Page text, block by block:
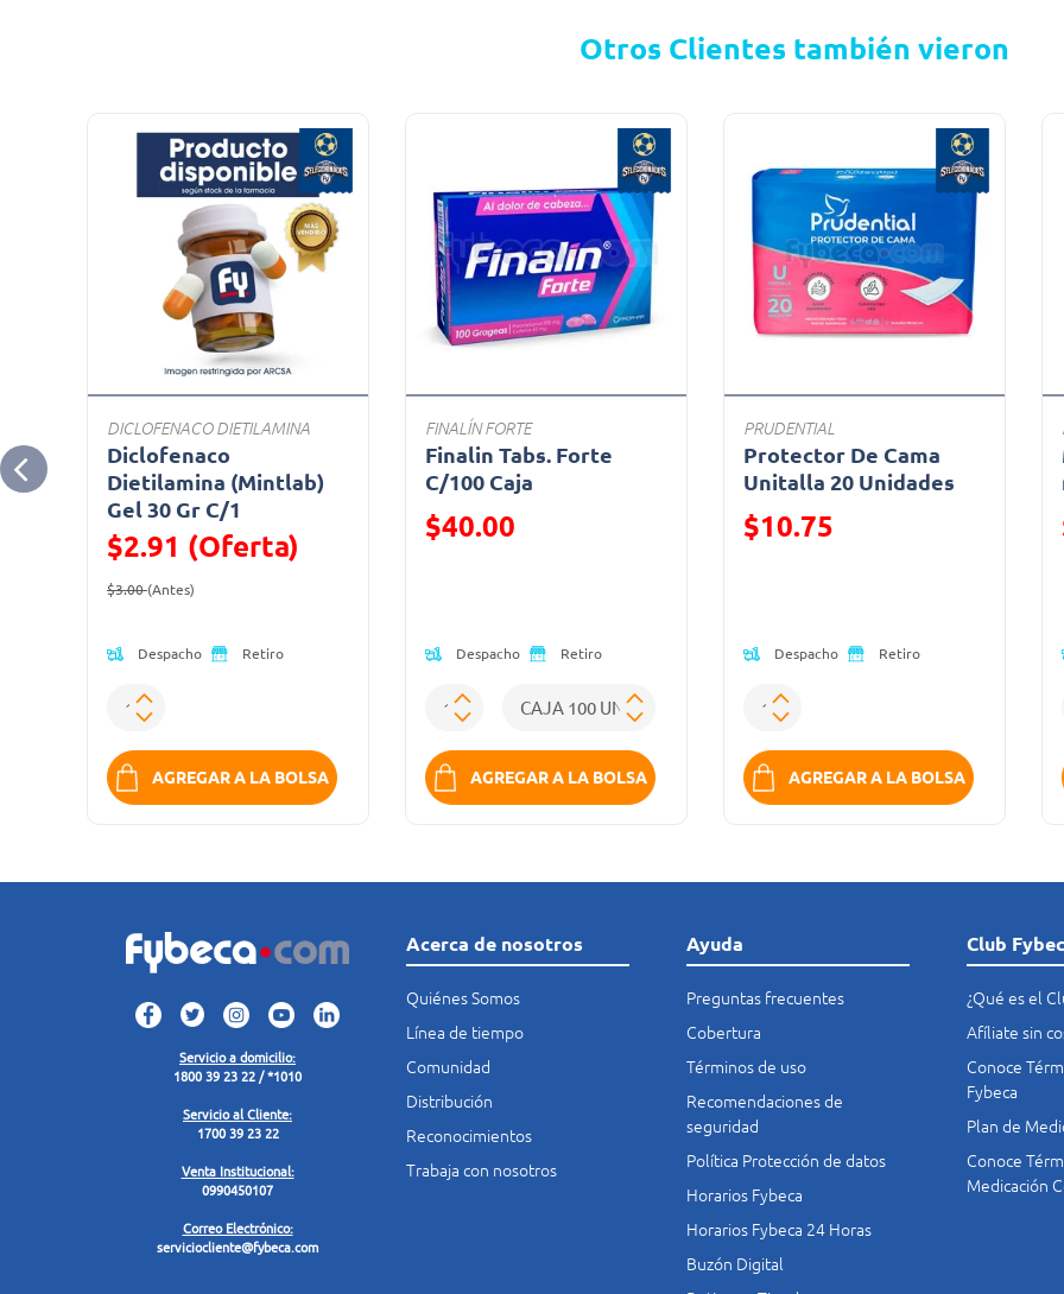
Otros Clientes también vieron
DICLOFENACO DIETILAMINA
Diclofenaco
Dietilamina (Mintlab)
Gel 30 Gr C/1
$2.91 (Oferta)
Precio reducido de
$3.00(Antes)
Despacho Retiro
AGREGAR A LA BOLSA
FINALÍN FORTE
Finalin Tabs. Forte
C/100 Caja
Precio reducido de
$40.00
Despacho Retiro
AGREGAR A LA BOLSA
PRUDENTIAL
Protector De Cama
Unitalla 20 Unidades
Precio reducido de
$10.75
Despacho Retiro
AGREGAR A LA BOLSA
Servicio a domicilio:
1800 39 23 22 / *1010
Servicio al Cliente:
1700 39 23 22
Venta Institucional:
0990450107
Correo Electrónico:
serviciocliente@fybeca.com
Acerca de nosotros
Quiénes Somos
Línea de tiempo
Comunidad
Distribución
Reconocimientos
Trabaja con nosotros
Ayuda
Preguntas frecuentes
Cobertura
Términos de uso
Recomendaciones de
seguridad
Política Protección de datos
Horarios Fybeca
Horarios Fybeca 24 Horas
Buzón Digital
Club
¿Qué es el
Afíliate sin
Conoce
Fybeca
Plan de
Conoce
Medicación